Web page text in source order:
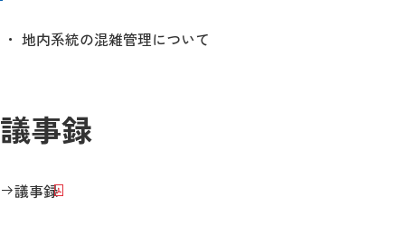
地内系統の混雑管理について
議事録
議事録